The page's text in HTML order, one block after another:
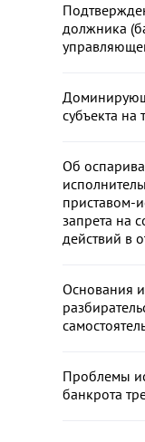
должника
субъекта
Об
приставом-
запрета на
действий в
Основания
Проблемы
банкрота